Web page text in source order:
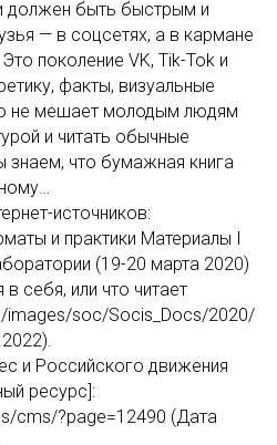
должен быть быстрым и
— в соцсетях, а в кармане
поколение VK, Tik-Tok и
факты, визуальные
не мешает молодым людям
и читать обычные
что бумажная книга
источников:
и практики Материалы I
(19-20 марта 2020)
в себя, или что читает
images/soc/Socis_Docs/2020/
и Российского движения
ресурс]:
cms/?page=12490 (Дата